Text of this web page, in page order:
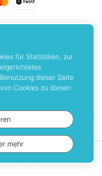
für Statistiken, zur
dieser Seite
Cookies zu diesen
mehr